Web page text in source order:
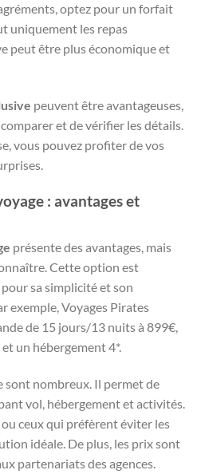
optez pour un forfait
uniquement les repas
peut être plus économique et
peuvent être avantageuses,
et de vérifier les détails.
vous pouvez profiter de vos
: avantages et
présente des avantages, mais
Cette option est
sa simplicité et son
exemple, Voyages Pirates
de 15 jours/13 nuits à 899€,
un hébergement 4*.
sont nombreux. Il permet de
vol, hébergement et activités.
ceux qui préfèrent éviter les
idéale. De plus, les prix sont
partenariats des agences.